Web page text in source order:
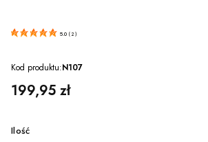
5.0 ( 2 )
Kod produktu:N107
Cena
199,95 zł
Ilość